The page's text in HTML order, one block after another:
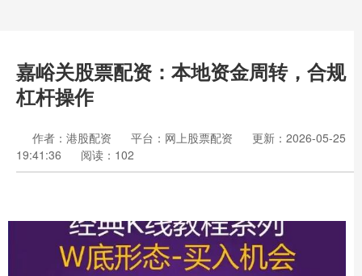
嘉峪关股票配资：本地资金周转，合规
杠杆操作
作者：港股配资 平台：网上股票配资
更新：2026-05-25
19:41:36
阅读：102